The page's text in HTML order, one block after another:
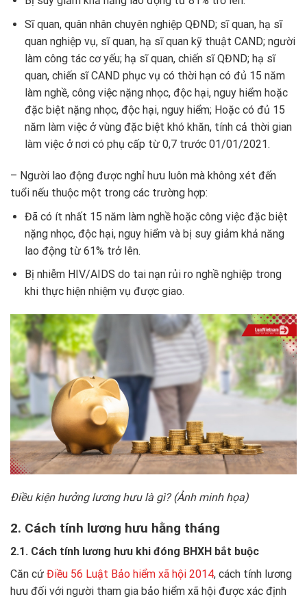
Sĩ quan, quân nhân chuyên nghiệp QĐND; sĩ quan, hạ sĩ
quan nghiệp vụ, sĩ quan, hạ sĩ quan kỹ thuật CAND; người
làm công tác cơ yếu; hạ sĩ quan, chiến sĩ QĐND; hạ sĩ
quan, chiến sĩ CAND phục vụ có thời hạn có đủ 15 năm
làm nghề, công việc nặng nhọc, độc hại, nguy hiểm hoặc
đặc biệt nặng nhọc, độc hại, nguy hiểm; Hoặc có đủ 15
năm làm việc ở vùng đặc biệt khó khăn, tính cả thời gian
làm việc ở nơi có phụ cấp từ 0,7 trước 01/01/2021.
– Người lao động được nghỉ hưu luôn mà không xét đến
tuổi nếu thuộc một trong các trường hợp:
Đã có ít nhất 15 năm làm nghề hoặc công việc đặc biệt
nặng nhọc, độc hại, nguy hiểm và bị suy giảm khả năng
lao động từ 61% trở lên.
Bị nhiễm HIV/AIDS do tai nạn rủi ro nghề nghiệp trong
khi thực hiện nhiệm vụ được giao.
Điều kiện hưởng lương hưu là gì? (Ảnh minh họa)
2. Cách tính lương hưu hằng tháng
2.1. Cách tính lương hưu khi đóng BHXH bắt buộc
Căn cứ Điều 56 Luật Bảo hiểm xã hội 2014, cách tính lương
hưu đối với người tham gia bảo hiểm xã hội được xác định